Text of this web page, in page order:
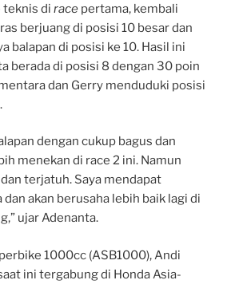
teknis di race pertama, kembali
berjuang di posisi 10 besar dan
balapan di posisi ke 10. Hasil ini
berada di posisi 8 dengan 30 poin
dan Gerry menduduki posisi
dengan cukup bagus dan
menekan di race 2 ini. Namun
terjatuh. Saya mendapat
akan berusaha lebih baik lagi di
ujar Adenanta.
1000cc (ASB1000), Andi
ini tergabung di Honda Asia-